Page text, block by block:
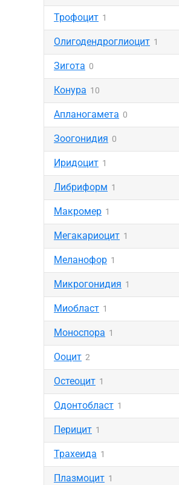
Трофоцит 1
Олигодендроглиоцит 1
Зигота 0
Конура 10
Апланогамета 0
Зоогонидия 0
Иридоцит 1
Либриформ 1
Макромер 1
Мегакариоцит 1
Меланофор 1
Микрогонидия 1
Миобласт 1
Моноспора 1
Ооцит 2
Остеоцит 1
Одонтобласт 1
Перицит 1
Трахеида 1
Плазмоцит 1